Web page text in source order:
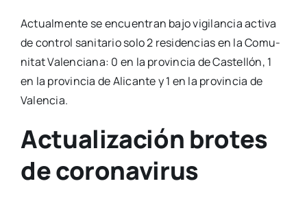
Actual­men­te se encuen­tran bajo vigi­lan­cia acti­va
de con­trol sani­ta­rio solo 2 resi­den­cias en la Comu­
ni­tat Valen­cia­na: 0 en la pro­vin­cia de Cas­te­llón, 1
en la pro­vin­cia de Ali­can­te y 1 en la pro­vin­cia de
Valen­cia.
Actualización brotes
de coronavirus